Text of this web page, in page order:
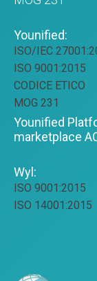
Younified:
ISO/IEC
ISO 9001:2015
CODICE ETICO
MOG 231
Younified
marketplace
Wyl:
ISO 9001:2015
ISO 14001:2015